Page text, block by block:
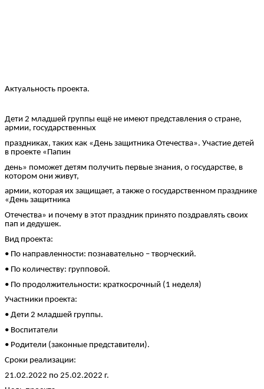
Актуальность проекта.
Дети 2 младшей группы ещё не имеют представления о стране,
армии, государственных
праздниках, таких как «День защитника Отечества». Участие детей
в проекте «Папин
день» поможет детям получить первые знания, о государстве, в
котором они живут,
армии, которая их защищает, а также о государственном празднике
«День защитника
Отечества» и почему в этот праздник принято поздравлять своих
пап и дедушек.
Вид проекта:
• По направленности: познавательно – творческий.
• По количеству: групповой.
• По продолжительности: краткосрочный (1 неделя)
Участники проекта:
• Дети 2 младшей группы.
• Воспитатели
• Родители (законные представители).
Сроки реализации:
21.02.2022 по 25.02.2022 г.